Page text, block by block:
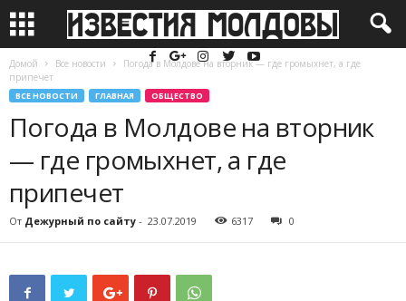
Домой Все новости
Погода в Молдове на вторник — где громыхнет, а где
припечет
ВСЕ НОВОСТИ ГЛАВНАЯ ОБЩЕСТВО
Погода в Молдове на вторник
— где громыхнет, а где
припечет
От Дежурный по сайту - 23.07.2019 6317 0